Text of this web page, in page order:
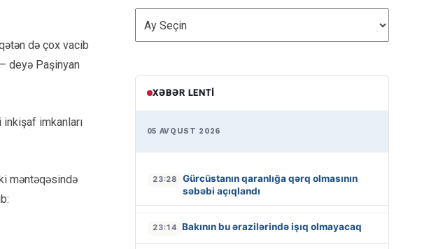
də çox vacib
deyə Paşinyan
imkanları
məntəqəsində
ARXİV
XƏBƏR LENTI
05 AVQUST 2026
23:28
Gürcüstanın qaranlığa qərq olmasının
səbəbi açıqlandı
23:14 Bakının bu ərazilərində işıq olmayacaq